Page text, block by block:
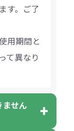
す。ご了
用期間と
て異なり
せん